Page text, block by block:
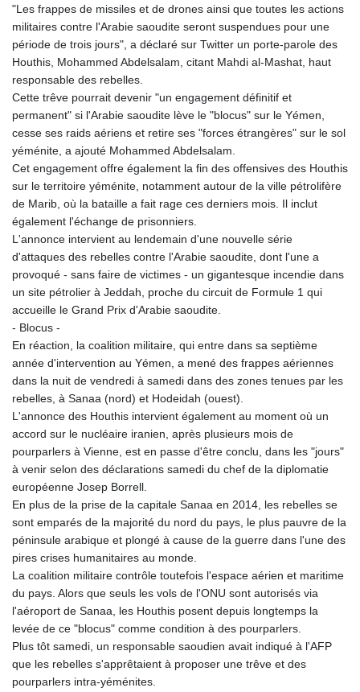
"Les frappes de missiles et de drones ainsi que toutes les actions
militaires contre l'Arabie saoudite seront suspendues pour une
période de trois jours", a déclaré sur Twitter un porte-parole des
Houthis, Mohammed Abdelsalam, citant Mahdi al-Mashat, haut
responsable des rebelles.
Cette trêve pourrait devenir "un engagement définitif et
permanent" si l'Arabie saoudite lève le "blocus" sur le Yémen,
cesse ses raids aériens et retire ses "forces étrangères" sur le sol
yéménite, a ajouté Mohammed Abdelsalam.
Cet engagement offre également la fin des offensives des Houthis
sur le territoire yéménite, notamment autour de la ville pétrolifère
de Marib, où la bataille a fait rage ces derniers mois. Il inclut
également l'échange de prisonniers.
L'annonce intervient au lendemain d'une nouvelle série
d'attaques des rebelles contre l'Arabie saoudite, dont l'une a
provoqué - sans faire de victimes - un gigantesque incendie dans
un site pétrolier à Jeddah, proche du circuit de Formule 1 qui
accueille le Grand Prix d'Arabie saoudite.
- Blocus -
En réaction, la coalition militaire, qui entre dans sa septième
année d'intervention au Yémen, a mené des frappes aériennes
dans la nuit de vendredi à samedi dans des zones tenues par les
rebelles, à Sanaa (nord) et Hodeidah (ouest).
L'annonce des Houthis intervient également au moment où un
accord sur le nucléaire iranien, après plusieurs mois de
pourparlers à Vienne, est en passe d'être conclu, dans les "jours"
à venir selon des déclarations samedi du chef de la diplomatie
européenne Josep Borrell.
En plus de la prise de la capitale Sanaa en 2014, les rebelles se
sont emparés de la majorité du nord du pays, le plus pauvre de la
péninsule arabique et plongé à cause de la guerre dans l'une des
pires crises humanitaires au monde.
La coalition militaire contrôle toutefois l'espace aérien et maritime
du pays. Alors que seuls les vols de l'ONU sont autorisés via
l'aéroport de Sanaa, les Houthis posent depuis longtemps la
levée de ce "blocus" comme condition à des pourparlers.
Plus tôt samedi, un responsable saoudien avait indiqué à l'AFP
que les rebelles s'apprêtaient à proposer une trêve et des
pourparlers intra-yéménites.